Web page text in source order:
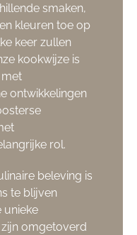
smaken,
kleuren toe op
keer zullen
kookwijze is
met
ontwikkelingen
rol.
beleving is
te blijven
unieke
omgetoverd